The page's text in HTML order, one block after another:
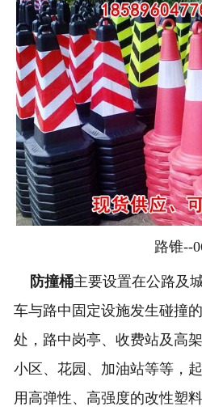
路锥--
防撞桶主要设置在公路及
车与路中固定设施发生碰撞
处，路中岗亭、收费站及高
小区、花园、加油站等等，
用高弹性、高强度的改性塑